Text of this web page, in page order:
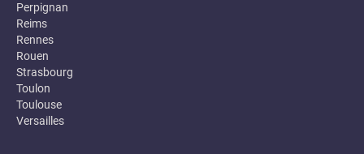
Perpignan
Reims
Rennes
Rouen
Strasbourg
Toulon
Toulouse
Versailles